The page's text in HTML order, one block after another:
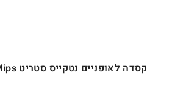
קסדה לאופניים נטקייס סטריט Nutcase Street Mips